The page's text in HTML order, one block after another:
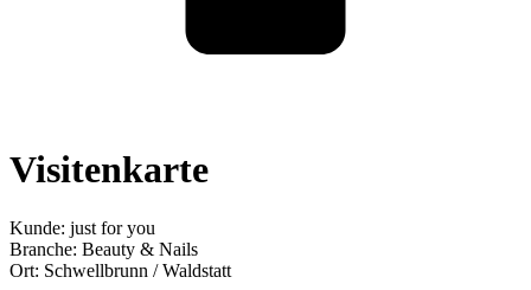
Visitenkarte
Kunde: just for you
Branche: Beauty & Nails
Ort: Schwellbrunn / Waldstatt